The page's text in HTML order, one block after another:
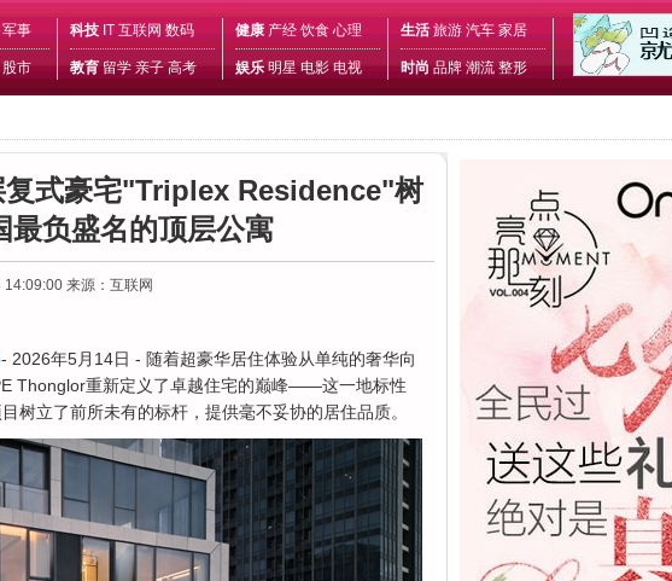
军事
股市
科技 IT 互联网 数码
教育 留学 亲子 高考
健康 产经 饮食 心理
娱乐 明星 电影 电视
生活 旅游 汽车 家居
时尚 品牌 潮流 整形
式豪宅"Triplex Residence"树
最负盛名的顶层公寓
14:09:00 来源：互联网
- 2026年5月14日 - 随着超豪华居住体验从单纯的奢华向
Thonglor重新定义了卓越住宅的巅峰——这一地标性
树立了前所未有的标杆，提供毫不妥协的居住品质。